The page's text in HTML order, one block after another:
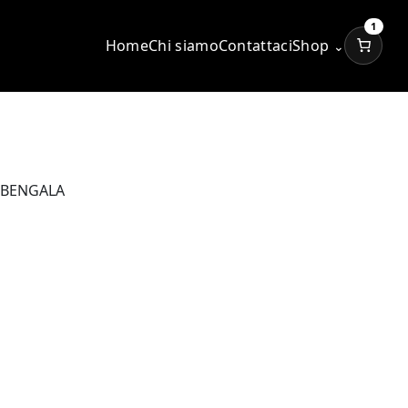
HomeChi siamoContattaciShop ⌄
1